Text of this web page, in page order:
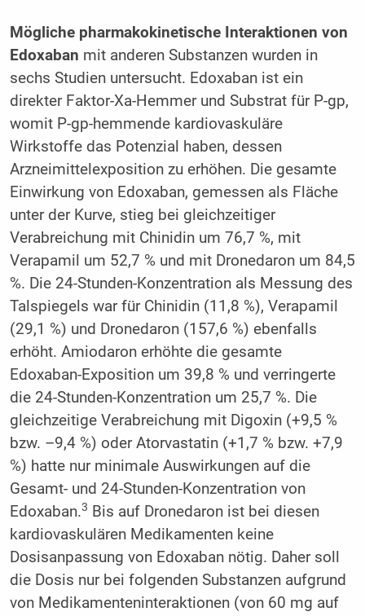
Mögliche pharmakokinetische Interaktionen von
Edoxaban mit anderen Substanzen wurden in
sechs Studien untersucht. Edoxaban ist ein
direkter Faktor-Xa-Hemmer und Substrat für P-gp,
womit P-gp-hemmende kardiovaskuläre
Wirkstoffe das Potenzial haben, dessen
Arzneimittelexposition zu erhöhen. Die gesamte
Einwirkung von Edoxaban, gemessen als Fläche
unter der Kurve, stieg bei gleichzeitiger
Verabreichung mit Chinidin um 76,7 %, mit
Verapamil um 52,7 % und mit Dronedaron um 84,5
%. Die 24-Stunden-Konzentration als Messung des
Talspiegels war für Chinidin (11,8 %), Verapamil
(29,1 %) und Dronedaron (157,6 %) ebenfalls
erhöht. Amiodaron erhöhte die gesamte
Edoxaban-Exposition um 39,8 % und verringerte
die 24-Stunden-Konzentration um 25,7 %. Die
gleichzeitige Verabreichung mit Digoxin (+9,5 %
bzw. –9,4 %) oder Atorvastatin (+1,7 % bzw. +7,9
%) hatte nur minimale Auswirkungen auf die
Gesamt- und 24-Stunden-Konzentration von
Edoxaban.3 Bis auf Dronedaron ist bei diesen
kardiovaskulären Medikamenten keine
Dosisanpassung von Edoxaban nötig. Daher soll
die Dosis nur bei folgenden Substanzen aufgrund
von Medikamenteninteraktionen (von 60 mg auf